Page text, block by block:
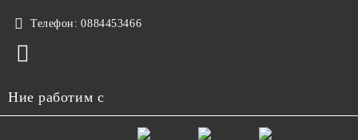
Телефон: 0884453466
Ние работим с